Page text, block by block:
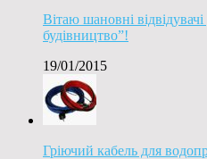
Вітаю шановні
будівництво”!
19/01/2015
Гріючий кабель для